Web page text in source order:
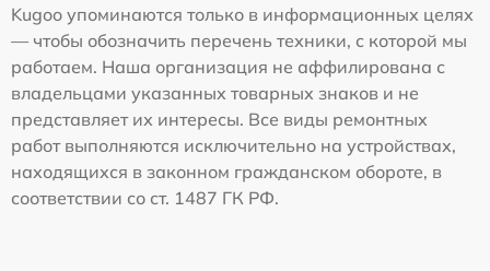
Kugoo упоминаются только в информационных целях
— чтобы обозначить перечень техники, с которой мы
работаем. Наша организация не аффилирована с
владельцами указанных товарных знаков и не
представляет их интересы. Все виды ремонтных
работ выполняются исключительно на устройствах,
находящихся в законном гражданском обороте, в
соответствии со ст. 1487 ГК РФ.